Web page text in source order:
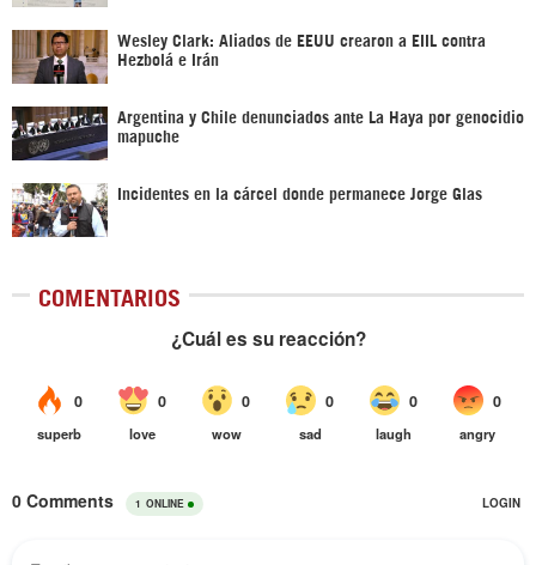
Wesley Clark: Aliados de EEUU crearon a EIIL contra
Hezbolá e Irán
Argentina y Chile denunciados ante La Haya por genocidio
mapuche
Incidentes en la cárcel donde permanece Jorge Glas
COMENTARIOS